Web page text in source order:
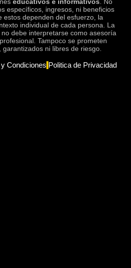
educativos e informativos. No
específicos, ingresos, ni beneficios
estos dependen del esfuerzo, la
individual de cada persona. La
debe interpretarse como asesoría
Tampoco se prometen
garantizados ni libres de riesgo.
Condiciones Politica de Privacidad